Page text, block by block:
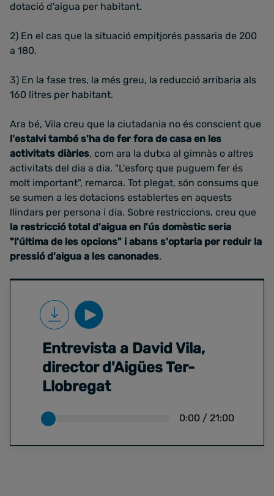
dotació d'aigua per habitant.
2) En el cas que la situació empitjorés passaria de 200
a 180.
3) En la fase tres, la més greu, la reducció arribaria als
160 litres per habitant.
Ara bé, Vila creu que la ciutadania no és conscient que
l'estalvi també s'ha de fer fora de casa en les
activitats diàries, com ara la dutxa al gimnàs o altres
activitats del dia a dia. "L'esforç que puguem fer és
molt important", remarca. Tot plegat, són consums que
se sumen a les dotacions establertes en aquests
llindars per persona i dia. Sobre restriccions, creu que
la restricció total d'aigua en l'ús domèstic seria
"l'última de les opcions" i abans s'optaria per reduir la
pressió d'aigua a les canonades.
Entrevista a David Vila,
director d'Aigües Ter-
Llobregat
0:00 / 21:00